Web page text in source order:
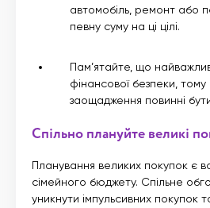
автомобіль, ремонт або
певну суму на ці цілі.
Пам’ятайте, що
фінансової безпеки,
заощадження повинні
Спільно плануйте великі
Планування великих покупок є
сімейного бюджету. Спільне
уникнути імпульсивних покупок